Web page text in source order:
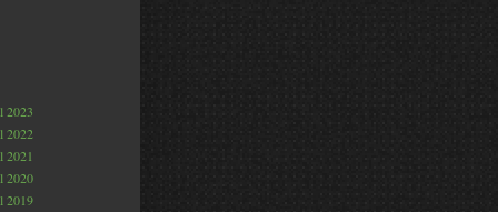
2023
2022
2021
2020
2019